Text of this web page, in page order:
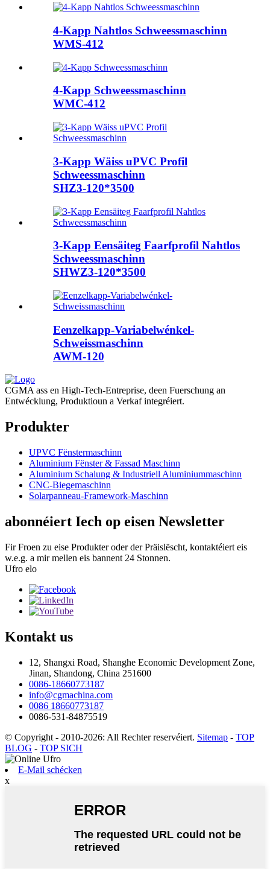
4-Kapp Nahtlos Schweessmaschinn
WMS-412
4-Kapp Schweessmaschinn
WMC-412
3-Kapp Wäiss uPVC Profil
Schweessmaschinn
SHZ3-120*3500
3-Kapp Eensäiteg Faarfprofil Nahtlos
Schweessmaschinn
SHWZ3-120*3500
Eenzelkapp-Variabelwénkel-
Schweissmaschinn
AWM-120
CGMA ass en High-Tech-Entreprise, deen Fuerschung an
Entwécklung, Produktioun a Verkaf integréiert.
Produkter
UPVC Fënstermaschinn
Aluminium Fënster & Fassad Maschinn
Aluminium Schalung & Industriell Aluminiummaschinn
CNC-Biegemaschinn
Solarpanneau-Framework-Maschinn
abonnéiert Iech op eisen Newsletter
Fir Froen zu eise Produkter oder der Präislëscht, kontaktéiert eis
w.e.g. a mir mellen eis bannent 24 Stonnen.
Ufro elo
Kontakt us
12, Shangxi Road, Shanghe Economic Development Zone,
Jinan, Shandong, China 251600
0086-18660773187
info@cgmachina.com
0086 18660773187
0086-531-84875519
© Copyright - 2010-2026: All Rechter reservéiert. Sitemap - TOP
BLOG - TOP SICH
E-Mail schécken
x